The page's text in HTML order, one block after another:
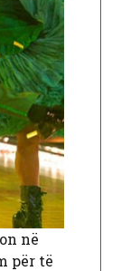
në
për të